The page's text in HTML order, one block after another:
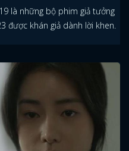
là những bộ phim giả tưởng
được khán giả dành lời khen.